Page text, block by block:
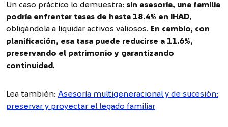
Un caso práctico lo demuestra: sin asesoría, una familia
podría enfrentar tasas de hasta 18.4% en IHAD,
obligándola a liquidar activos valiosos. En cambio, con
planificación, esa tasa puede reducirse a 11.6%,
preservando el patrimonio y garantizando
continuidad.
Lea también: Asesoría multigeneracional y de sucesión:
preservar y proyectar el legado familiar